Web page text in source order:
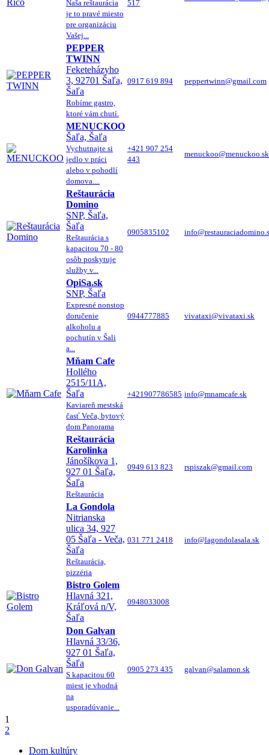
Naša reštaurácia
je to pravé miesto
pre organizáciu
Vašej...
517
PEPPER
TWINN
Feketeházyho
3, 92701 Šaľa,
Šaľa
Robíme gastro,
ktoré vám chutí.
0917 619 894 peppertwinn@gmail.com
MENUCKOO
Šaľa, Šaľa
Vychutnajte si
jedlo v práci
alebo v pohodlí
domova....
+421 907 254
443
menuckoo@menuckoo.sk
Reštaurácia
Domino
SNP, Šaľa,
Šaľa
Reštaurácia s
kapacitou 70 - 80
osôb poskytuje
služby v...
0905835102
OpiSa.sk
SNP, Šaľa
Expresné nonstop
doručenie
alkoholu a
pochutín v Šali
a...
0944777885 vivataxi@vivataxi.sk
Mňam Cafe
Hollého
2515/11A,
Šaľa
Kaviareň mestská
časť Veča, bytový
dom Panorama
+421907786585 info@mnamcafe.sk
Reštaurácia
Karolinka
Jánošíkova 1,
927 01 Šaľa,
Šaľa
Reštaurácia
0949 613 823 rspiszak@gmail.com
La Gondola
Nitrianska
ulica 34, 927
05 Šaľa - Veča,
Šaľa
Reštaurácia,
pizzéria
031 771 2418 info@lagondolasala.sk
Bistro Golem
Hlavná 321,
Kráľová n/V,
Šaľa
0948033008
Don Galvan
Hlavná 33/36,
927 01 Šaľa,
Šaľa
S kapacitou 60
miest je vhodná
na
usporadúvanie...
0905 273 435 galvan@salamon.sk
1
2
Dom kultúry